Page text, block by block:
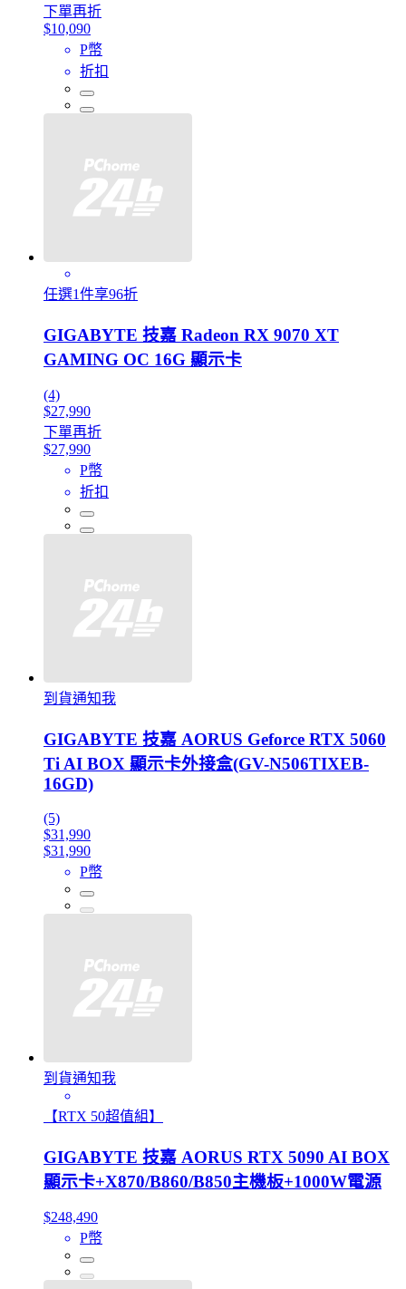
下單再折
$10,090
P幣
折扣
任選1件享96折
GIGABYTE 技嘉 Radeon RX 9070 XT
GAMING OC 16G 顯示卡
(4)
$27,990
下單再折
$27,990
P幣
折扣
到貨通知我
GIGABYTE 技嘉 AORUS Geforce RTX 5060
Ti AI BOX 顯示卡外接盒(GV-N506TIXEB-
16GD)
(5)
$31,990
$31,990
P幣
到貨通知我
【RTX 50超值組】
GIGABYTE 技嘉 AORUS RTX 5090 AI BOX
顯示卡+X870/B860/B850主機板+1000W電源
$248,490
P幣